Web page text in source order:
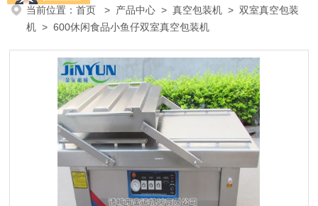
当前位置：首页 > 产品中心 >真空包装机 >双室真空包装
机 > 600休闲食品小鱼仔双室真空包装机